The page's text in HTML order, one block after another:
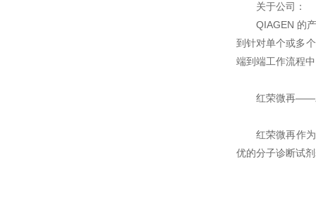
关于公司：
QIAGEN 的
到针对单个或多
端到端工作流程
红荣微再——
红荣微再作
优的分子诊断试